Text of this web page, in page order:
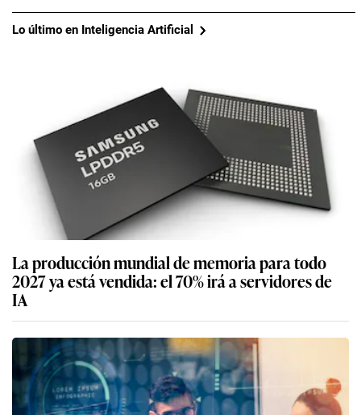
Lo último en Inteligencia Artificial
La producción mundial de memoria para todo
2027 ya está vendida: el 70% irá a servidores de
IA